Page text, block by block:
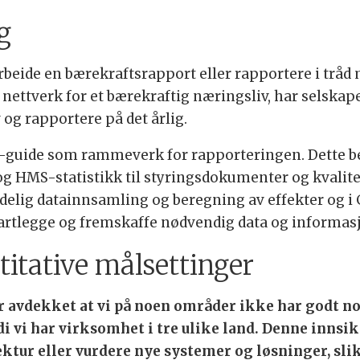
en bærekraftsrapport eller rapportere i tråd
nettverk for et bærekraftig næringsliv, har
rapportere på det årlig.
guide som rammeverk for rapporteringen. Dette
HMS-statistikk til styringsdokumenter og
datainnsamling og beregning av effekter og i
og fremskaffe nødvendig data og
målsettinger
at vi på noen områder ikke har godt
vi har virksomhet i tre ulike land. Denne
eller vurdere nye systemer og løsninger,